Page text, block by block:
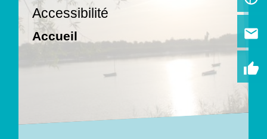
Accessibilité
Accueil email
thumb_up